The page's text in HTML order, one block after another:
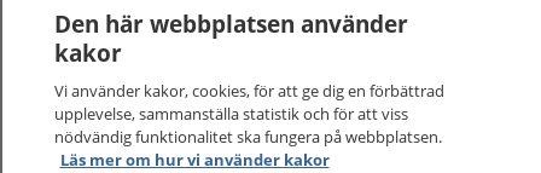
1177–tryggt om din hälsa och vård
På 1177.se får du råd om hälsa och information om
Den här webbplatsen använder
kakor
Vi använder kakor, cookies, för att ge dig en förbättrad
upplevelse, sammanställa statistik och för att viss
nödvändig funktionalitet ska fungera på webbplatsen.
Läs mer om hur vi använder kakor